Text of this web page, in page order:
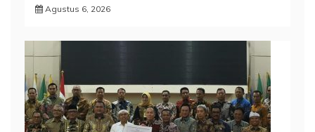
Agustus 6, 2026